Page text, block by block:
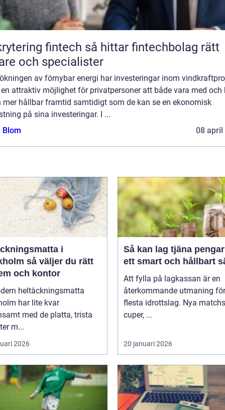
fintech så hittar fintechbolag rätt
och specialister
av förnybar energi har investeringar inom
attraktiv möjlighet för privatpersoner att både vara med och
mer hållbar framtid samtidigt som de kan se en ekonomisk
på sina investeringar. I ...
Blom
08 april
i
så väljer du rätt
och kontor
heltäckningsmatta
har lite kvar
med de platta, trista
m...
2026
Så kan lag tjäna
ett smart och hållbart
Att fylla på lagkassan är en
återkommande utmaning
flesta idrottslag. Nya
cuper, ...
20 januari 2026